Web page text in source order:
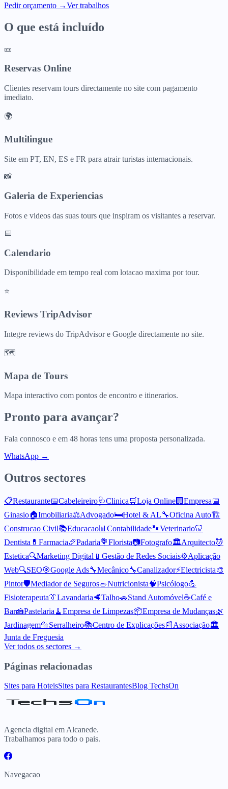
Pedir orçamento →Ver trabalhos
O que está incluído
🎫
Reservas Online
Clientes reservam tours directamente no site com pagamento
imediato.
🌍
Multilingue
Site em PT, EN, ES e FR para atrair turistas internacionais.
📸
Galeria de Experiencias
Fotos e videos das suas tours que inspiram os visitantes a reservar.
📅
Calendario
Disponibilidade em tempo real com lotacao maxima por tour.
⭐
Reviews TripAdvisor
Integre reviews do TripAdvisor e Google directamente no site.
🗺️
Mapa de Tours
Mapa interactivo com pontos de encontro e itinerarios.
Pronto para avançar?
Fala connosco e em 48 horas tens uma proposta personalizada.
WhatsApp →
Outros sectores
📋Restaurante📅Cabeleireiro🩺Clinica 🛒Loja Online🏢 Empresa📅
Ginasio🏠Imobiliaria⚖️Advogado🛏️Hotel & AL🔧Oficina Auto🏗️
Construcao Civil📚Educacao📊 Contabilidade🐾Veterinario🦷
Dentista 💊 Farmacia🥖Padaria💐Florista📷Fotografo🏛️Arquitecto💆
Estetica🔍Marketing Digital 📱 Gestão de Redes Sociais⚙️Aplicação
Web🔍SEO🎯Google Ads🔧Mecânico🔧Canalizador⚡Electricista🎨
Pintor🛡️Mediador de Seguros🥗Nutricionista🧠Psicólogo💪
Fisioterapeuta👔Lavandaria🥩Talho🚗Stand Automóvel☕Café e
Bar🍰Pastelaria 🧹 Empresa de Limpezas📦Empresa de Mudanças🌿
Jardinagem🔩Serralheiro📚Centro de Explicações📰Associação🏛️
Junta de Freguesia
Ver todos os sectores →
Páginas relacionadas
Sites para HoteisSites para RestaurantesBlog TechsOn
Agencia digital em Alcanede.
Trabalhamos para todo o pais.
Navegacao